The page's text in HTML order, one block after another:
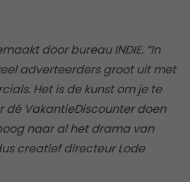
door bureau INDIE. “In
adverteerders groot uit met
Het is de kunst om je te
dé VakantieDiscounter doen
naar al het drama van
creatief directeur Lode